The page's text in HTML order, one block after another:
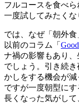
フルコースを食べら
一度試してみたくな
では、なぜ「朝外食
以前のコラム「
ナ禍の影響もあり
でしょう。引き続
かしをする機会が
ですが一度朝型に
長くなった気がし